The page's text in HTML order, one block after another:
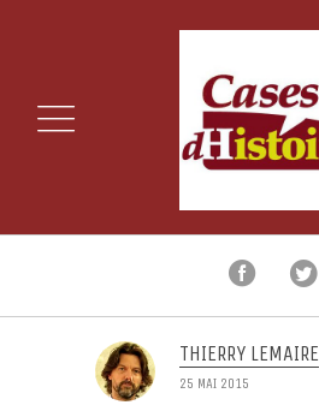
THIERRY LEMAIRE
25 MAI 2015